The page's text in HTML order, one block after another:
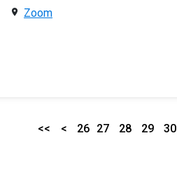
Zoom
<< < 26 27 28 29 30